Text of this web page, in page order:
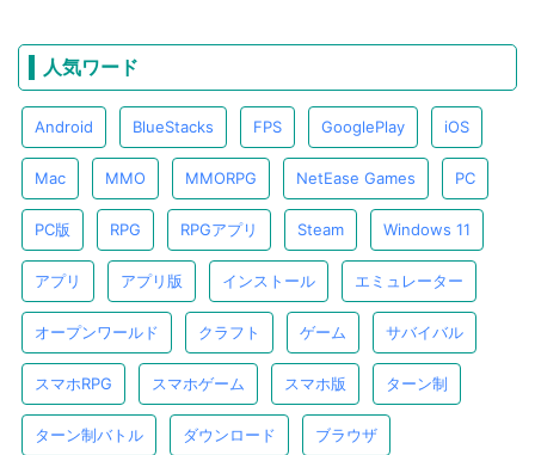
人気ワード
Android BlueStacks FPS GooglePlay iOS
Mac MMO MMORPG NetEase Games PC
PC版 RPG RPGアプリ Steam Windows 11
アプリ アプリ版 インストール エミュレーター
オープンワールド クラフト ゲーム サバイバル
スマホRPG スマホゲーム スマホ版 ターン制
ターン制バトル ダウンロード ブラウザ